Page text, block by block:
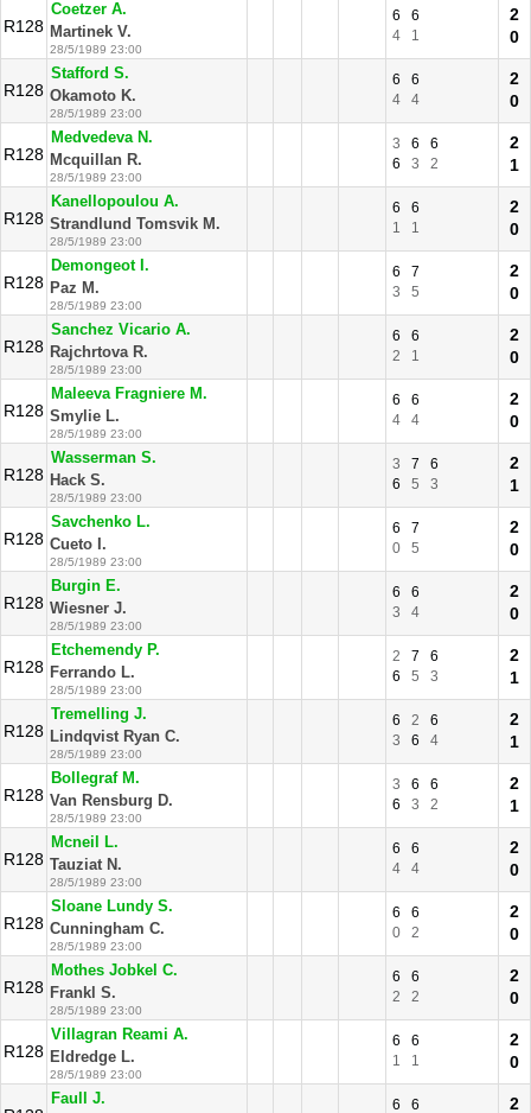
R128
Coetzer A.
Martinek V.
28/5/1989 23:00
6
6
4
1
2
0
R128
Stafford S.
Okamoto K.
28/5/1989 23:00
6
6
4
4
2
0
R128
Medvedeva N.
Mcquillan R.
28/5/1989 23:00
3 6
6
6
3 2
2
1
R128
Kanellopoulou A.
Strandlund Tomsvik M.
28/5/1989 23:00
6
6
1
1
2
0
R128
Demongeot I.
Paz M.
28/5/1989 23:00
6
7
3
5
2
0
R128
Sanchez Vicario A.
Rajchrtova R.
28/5/1989 23:00
6
6
2
1
2
0
R128
Maleeva Fragniere M.
Smylie L.
28/5/1989 23:00
6
6
4
4
2
0
R128
Wasserman S.
Hack S.
28/5/1989 23:00
3 7
6
6
5 3
2
1
R128
Savchenko L.
Cueto I.
28/5/1989 23:00
6
7
0
5
2
0
R128
Burgin E.
Wiesner J.
28/5/1989 23:00
6
6
3
4
2
0
R128
Etchemendy P.
Ferrando L.
28/5/1989 23:00
2 7
6
6
5 3
2
1
R128
Tremelling J.
Lindqvist Ryan C.
28/5/1989 23:00
6 2
6
3
6 4
2
1
R128
Bollegraf M.
Van Rensburg D.
28/5/1989 23:00
3 6
6
6
3 2
2
1
R128
Mcneil L.
Tauziat N.
28/5/1989 23:00
6
6
4
4
2
0
R128
Sloane Lundy S.
Cunningham C.
28/5/1989 23:00
6
6
0
2
2
0
R128
Mothes Jobkel C.
Frankl S.
28/5/1989 23:00
6
6
2
2
2
0
R128
Villagran Reami A.
Eldredge L.
28/5/1989 23:00
6
6
1
1
2
0
Faull J. 6 6 2